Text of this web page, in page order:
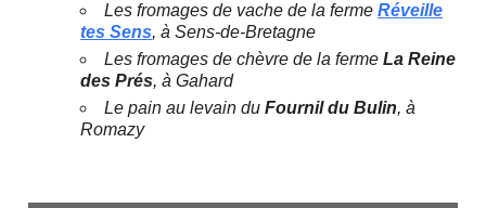
Les fromages de vache de la fermeRéveille
tes Sens, à Sens-de-Bretagne
Les fromages de chèvre de la fermeLa Reine
des Prés, à Gahard
Le pain au levain duFournil du Bulin, à
Romazy